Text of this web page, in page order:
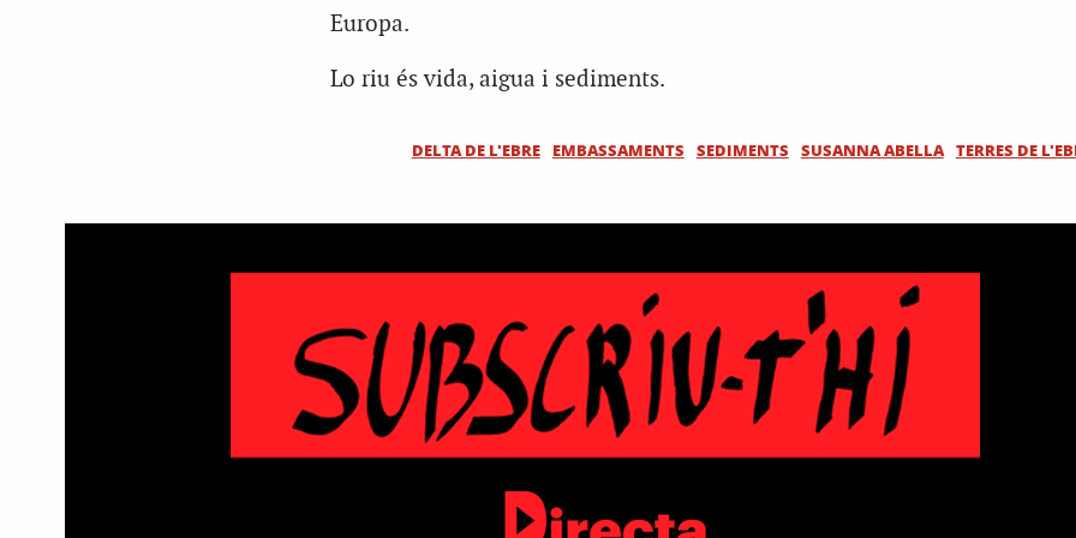
Europa.
Lo riu és vida, aigua i sediments.
DELTA DE L'EBRE EMBASSAMENTS SEDIMENTS SUSANNA ABELLA TERRES DE